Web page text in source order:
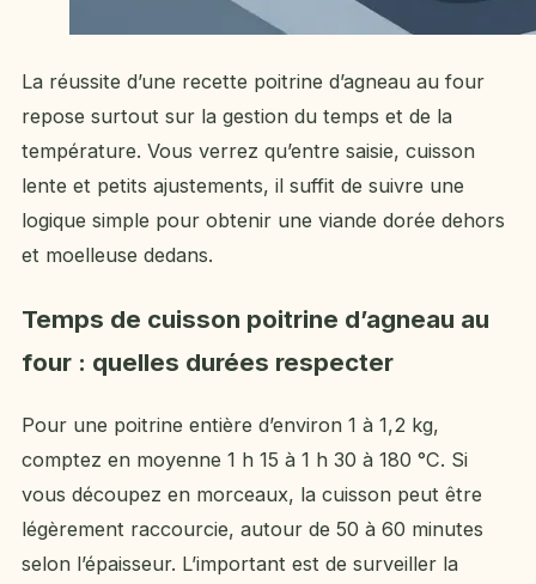
La réussite d’une recette poitrine d’agneau au four
repose surtout sur la gestion du temps et de la
température. Vous verrez qu’entre saisie, cuisson
lente et petits ajustements, il suffit de suivre une
logique simple pour obtenir une viande dorée dehors
et moelleuse dedans.
Temps de cuisson poitrine d’agneau au
four : quelles durées respecter
Pour une poitrine entière d’environ 1 à 1,2 kg,
comptez en moyenne 1 h 15 à 1 h 30 à 180 °C. Si
vous découpez en morceaux, la cuisson peut être
légèrement raccourcie, autour de 50 à 60 minutes
selon l’épaisseur. L’important est de surveiller la